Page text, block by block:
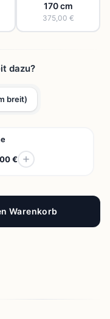
170 cm
375,00 €
dazu?
breit)
€
Warenkorb